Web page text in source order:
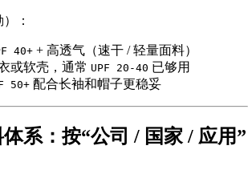
：
40+ + 高透气（速干 / 轻量面料）
或软壳，通常 UPF 20-40 已够用
50+ 配合长袖和帽子更稳妥
系：按“公司 / 国家 / 应用”